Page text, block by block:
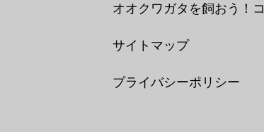
オオクワガタを飼おう！
サイトマップ
プライバシーポリシー